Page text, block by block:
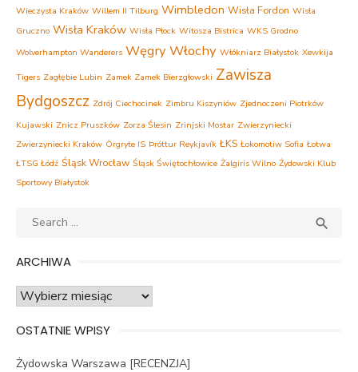
Wieczysta Kraków Willem II Tilburg Wimbledon Wisła Fordon Wisła
Gruczno Wisła Kraków Wisła Płock Witosza Bistrica WKS Grodno
Wolverhampton Wanderers WęgryWłochy Włókniarz Białystok Xewkija
Tigers Zagłębie Lubin Zamek Zamek Bierzgłowski Zawisza
Bydgoszcz Zdrój Ciechocinek Zimbru Kiszyniów Zjednoczeni Piotrków
Kujawski Znicz Pruszków Zorza Ślesin Zrinjski Mostar Zwierzyniecki
Zwierzyniecki Kraków Örgryte IS Þróttur Reykjavík ŁKS Łokomotiw Sofia Łotwa
ŁTSG Łódź Śląsk Wrocław Śląsk Świętochłowice Żalgiris Wilno Żydowski Klub
Sportowy Białystok
Search

ARCHIWA
Archiwa
OSTATNIE WPISY
Żydowska Warszawa [RECENZJA]